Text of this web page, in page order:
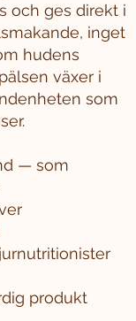
och ges direkt i
inget
hudens
växer i
som
— som
produkt